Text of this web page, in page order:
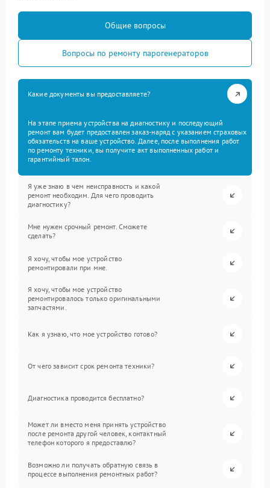
Общие вопросы
Вопросы по ремонту парогенераторов
Какие документы вы предоставляете?
На этапе приема устройства на диагностику и последующий
ремонт вам будет предоставлен заказ-наряд с указанием страховых
обязательств на ваше устройство. Далее, после выполнения работ
по ремонту техники, вы получите акт выполненных работ и
гарантийный талон.
Я уже знаю в чем неисправность и какой
ремонт необходим. Для чего проводить
диагностику?
Мне нужен срочный ремонт. Сможете
сделать?
Я хочу, чтобы мое устройство
ремонтировали при мне.
Я хочу, чтобы мое устройство
ремонтировалось только оригинальными
запчастями.
Как я узнаю, что мое устройство готово?
От чего зависит срок ремонта техники?
Диагностика проводится бесплатно?
Может ли вместо меня принять устройство
после ремонта другой человек, контактный
телефон которого я предоставлю?
Возможно ли получать обратную связь в
процессе выполнения ремонтных работ?